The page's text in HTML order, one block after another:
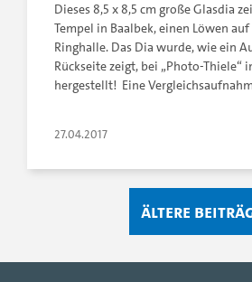
Dieses 8,5 x 8,5 cm große Glasdia
Tempel in Baalbek, einen Löwen
Ringhalle. Das Dia wurde, wie ein
Rückseite zeigt, bei „Photo-Thiele“
hergestellt! Eine
27.04.2017
Ältere